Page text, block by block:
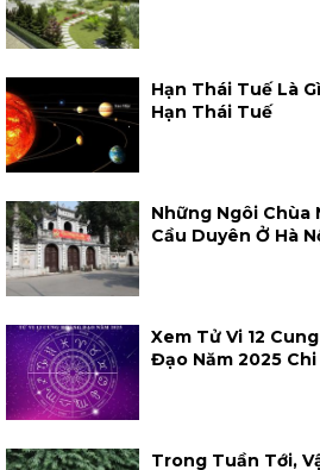
Hạn Thái Tuế Là
Hạn Thái Tuế
Những Ngôi Chùa
Cầu Duyên Ở Hà
Xem Tử Vi 12
Đạo Năm 2025
Trong Tuần Tới,